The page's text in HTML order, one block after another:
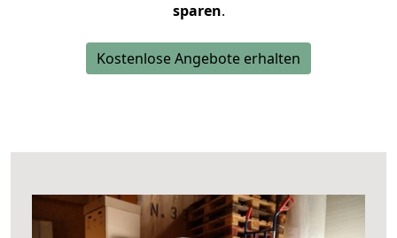
sparen.
Kostenlose Angebote erhalten